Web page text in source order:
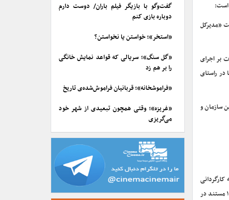
است:
«مدیرکل
بر اجرای
در راستای
سازمان و
کارگردانی
نرگس آبیار و مشاور فیلم سینمایی مصادره به کارگردانی مهران احمدی و چند پروژه سینمایی دیگر بوده است. وی همچنین، علاوه بر تهیه و تولید بیش از ۱۵ مستند در
گفت‌وگو با بازیگر فیلم باران/ دوست دارم
دوباره بازی کنم
«استخر»؛ خواستن یا نخواستن؟
«گل سنگ»؛ سریالی که قواعد نمایش خانگی
را بر هم زد
«فراموشخانه»؛ قربانیان فراموش‌شده‌ی تاریخ
«غریزه»؛ وقتی همچون تبعیدی از شهر خود
می‌گریزی